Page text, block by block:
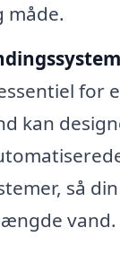
måde.
for
kan
så
vand.